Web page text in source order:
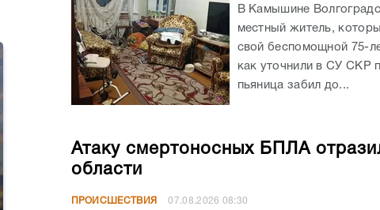
В Камышине
местный житель,
свой беспомощной 75-
как уточнили в СУ СКР
пьяница забил до...
Атаку смертоносных БПЛА
области
ПРОИСШЕСТВИЯ 07.08.2026 08:30